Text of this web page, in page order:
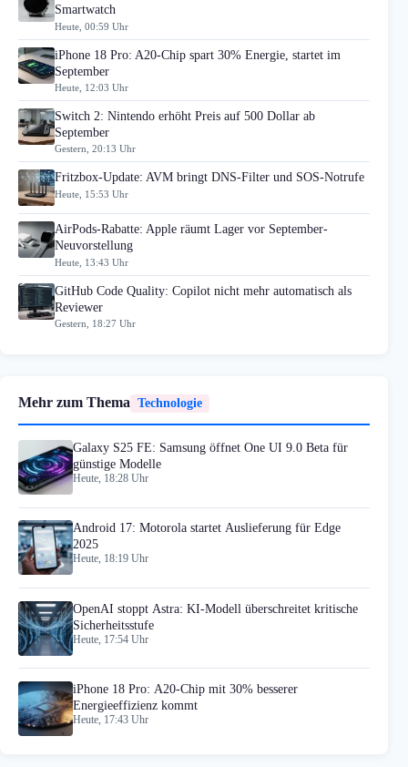
Smartwatch
Heute, 00:59 Uhr
iPhone 18 Pro: A20-Chip spart 30% Energie, startet im
September
Heute, 12:03 Uhr
Switch 2: Nintendo erhöht Preis auf 500 Dollar ab
September
Gestern, 20:13 Uhr
Fritzbox-Update: AVM bringt DNS-Filter und SOS-Notrufe
Heute, 15:53 Uhr
AirPods-Rabatte: Apple räumt Lager vor September-
Neuvorstellung
Heute, 13:43 Uhr
GitHub Code Quality: Copilot nicht mehr automatisch als
Reviewer
Gestern, 18:27 Uhr
Mehr zum Thema Technologie
Galaxy S25 FE: Samsung öffnet One UI 9.0 Beta für
günstige Modelle
Heute, 18:28 Uhr
Android 17: Motorola startet Auslieferung für Edge
2025
Heute, 18:19 Uhr
OpenAI stoppt Astra: KI-Modell überschreitet kritische
Sicherheitsstufe
Heute, 17:54 Uhr
iPhone 18 Pro: A20-Chip mit 30% besserer
Energieeffizienz kommt
Heute, 17:43 Uhr